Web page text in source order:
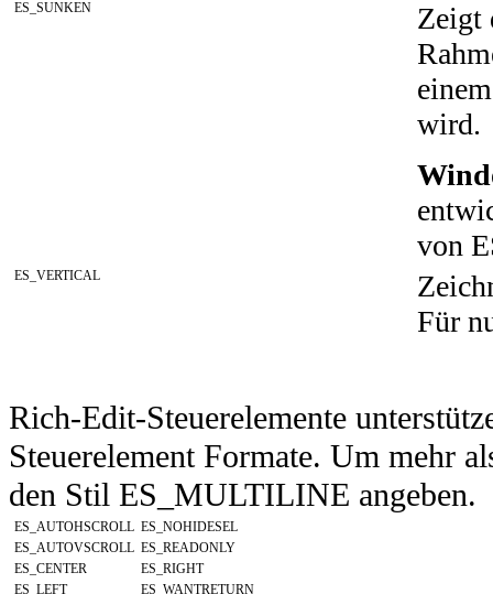
ES_SUNKEN
Zeigt
wird.
von
ES_VERTICAL
Für
Rich-Edit-Steuerelemente
Steuerelement Formate. Um mehr
den Stil ES_MULTILINE angeben.
ES_AUTOHSCROLL ES_NOHIDESEL
ES_AUTOVSCROLL ES_READONLY
ES_CENTER
ES_RIGHT
ES_LEFT
ES_WANTRETURN